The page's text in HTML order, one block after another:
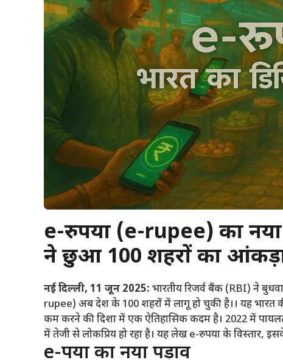
e-रुपया (e-rupee) का
ने छुआ 100 शहरों का
नई दिल्ली, 11 जून 2025: भारतीय रिजर्व बैंक (RBI) ने
rupee) अब देश के 100 शहरों में लागू हो चुकी है।। यह भारत
कम करने की दिशा में एक ऐतिहासिक कदम है। 2022 में
में तेजी से लोकप्रिय हो रहा है। यह लेख e-रुपया के विस्तार,
e-रुपया का नया पड़ाव